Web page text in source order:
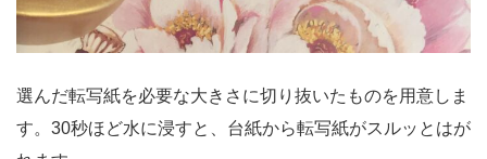
選んだ転写紙を必要な大きさに切り抜いたものを用意しま
す。30秒ほど水に浸すと、台紙から転写紙がスルッとはが